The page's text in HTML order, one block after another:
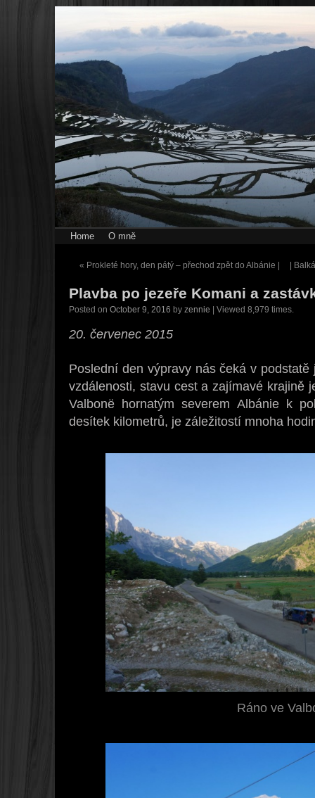
Home O mně
« Prokleté hory, den pátý – přechod zpět do Albánie | |
Plavba po jezeře Komani a
Posted on October 9, 2016 by zennie | Viewed 8,979 times.
20. červenec 2015
Poslední den výpravy nás čeká v
vzdálenosti, stavu cest a zajímavé krajině
Valbonë hornatým severem Albánie k
desítek kilometrů, je záležitostí mnoha
Ráno ve